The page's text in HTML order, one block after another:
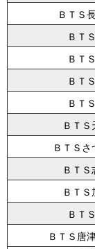
ＢＴＳ
ＢＴ
ＢＴ
ＢＴ
ＢＴ
ＢＴＳ
ＢＴＳさ
ＢＴＳ
ＢＴＳ
ＢＴ
ＢＴＳ唐